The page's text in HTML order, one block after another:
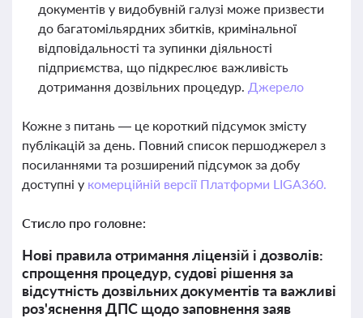
документів у видобувній галузі може призвести
до багатомільярдних збитків, кримінальної
відповідальності та зупинки діяльності
підприємства, що підкреслює важливість
дотримання дозвільних процедур. Джерело
Кожне з питань — це короткий підсумок змісту
публікацій за день. Повний список першоджерел з
посиланнями та розширений підсумок за добу
доступні у комерційній версії Платформи LIGA360.
Стисло про головне:
Нові правила отримання ліцензій і дозволів:
спрощення процедур, судові рішення за
відсутність дозвільних документів та важливі
роз'яснення ДПС щодо заповнення заяв